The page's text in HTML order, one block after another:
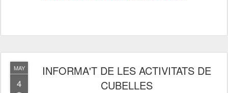
MAY
4
INFORMA'T DE LES ACTIVITATS DE
CUBELLES